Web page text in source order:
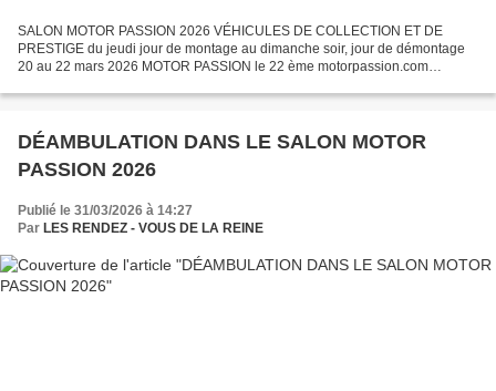
SALON MOTOR PASSION 2026 VÉHICULES DE COLLECTION ET DE
PRESTIGE du jeudi jour de montage au dimanche soir, jour de démontage
20 au 22 mars 2026 MOTOR PASSION le 22 ème motorpassion.com
commentaires,...
DÉAMBULATION DANS LE SALON MOTOR
PASSION 2026
Publié le 31/03/2026 à 14:27
Par LES RENDEZ - VOUS DE LA REINE